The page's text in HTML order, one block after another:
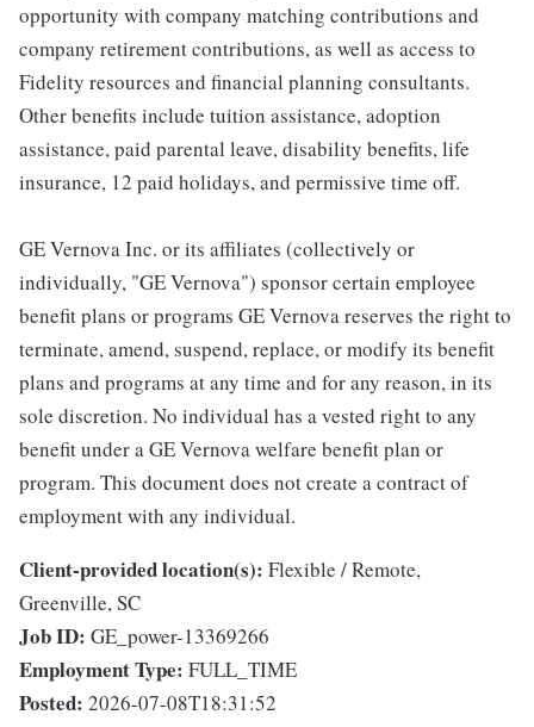
opportunity with company matching contributions and
company retirement contributions, as well as access to
Fidelity resources and financial planning consultants.
Other benefits include tuition assistance, adoption
assistance, paid parental leave, disability benefits, life
insurance, 12 paid holidays, and permissive time off.
GE Vernova Inc. or its affiliates (collectively or
individually, "GE Vernova") sponsor certain employee
benefit plans or programs GE Vernova reserves the right to
terminate, amend, suspend, replace, or modify its benefit
plans and programs at any time and for any reason, in its
sole discretion. No individual has a vested right to any
benefit under a GE Vernova welfare benefit plan or
program. This document does not create a contract of
employment with any individual.
Client-provided location(s): Flexible / Remote,
Greenville, SC
Job ID: GE_power-13369266
Employment Type: FULL_TIME
Posted: 2026-07-08T18:31:52